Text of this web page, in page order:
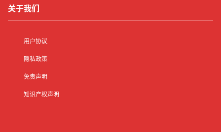
关于我们
用户协议
隐私政策
免责声明
知识产权声明